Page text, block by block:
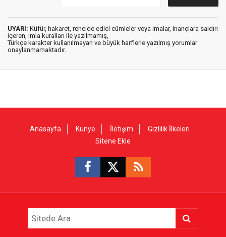
UYARI: Küfür, hakaret, rencide edici cümleler veya imalar, inançlara saldırı
içeren, imla kuralları ile yazılmamış,
Türkçe karakter kullanılmayan ve büyük harflerle yazılmış yorumlar
onaylanmamaktadır.
Anasayfa Künye İletişim
Gizlilik İlkeleri
Sitene Ekle